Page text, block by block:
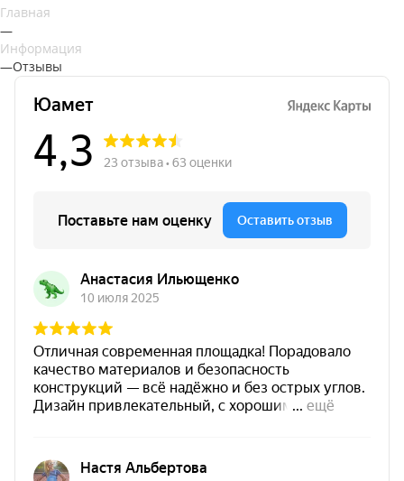
Главная
—
Информация
—Отзывы